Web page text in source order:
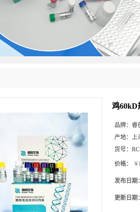
鸡60kD
品牌： 睿
产地： 上
货号：
价格：
发布日期
更新日期